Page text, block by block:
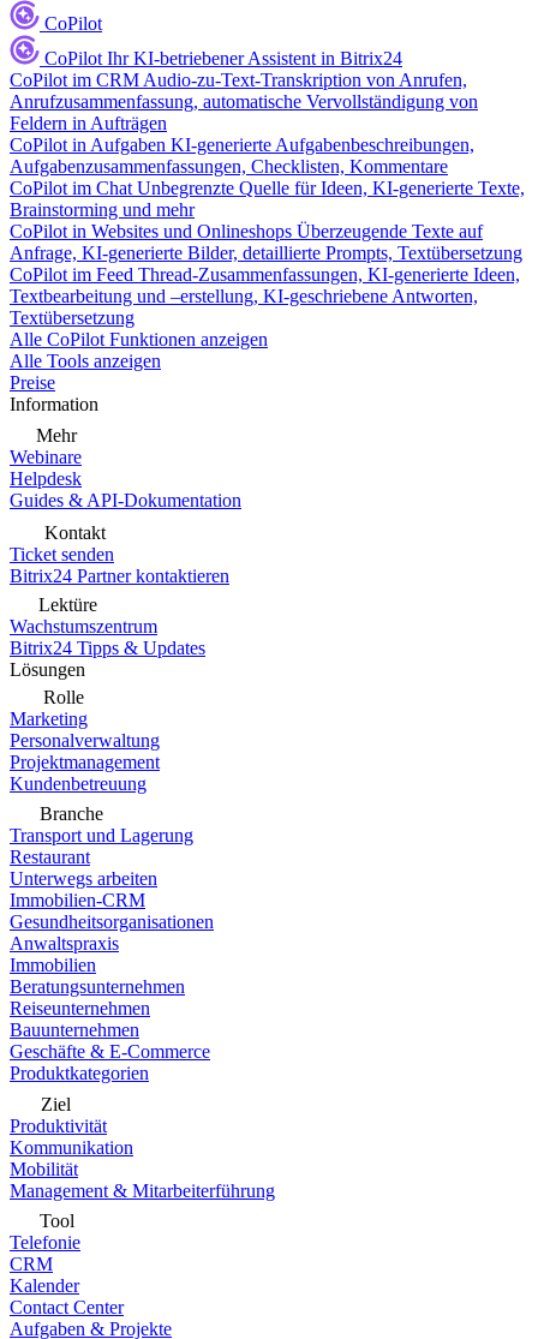
CoPilot
CoPilot Ihr KI-betriebener Assistent in Bitrix24
CoPilot im CRM Audio-zu-Text-Transkription von Anrufen,
Anrufzusammenfassung, automatische Vervollständigung von
Feldern in Aufträgen
CoPilot in Aufgaben KI-generierte Aufgabenbeschreibungen,
Aufgabenzusammenfassungen, Checklisten, Kommentare
CoPilot im Chat Unbegrenzte Quelle für Ideen, KI-generierte Texte,
Brainstorming und mehr
CoPilot in Websites und Onlineshops Überzeugende Texte auf
Anfrage, KI-generierte Bilder, detaillierte Prompts, Textübersetzung
CoPilot im Feed Thread-Zusammenfassungen, KI-generierte Ideen,
Textbearbeitung und –erstellung, KI-geschriebene Antworten,
Textübersetzung
Alle CoPilot Funktionen anzeigen
Alle Tools anzeigen
Preise
Information
Mehr
Webinare
Helpdesk
Guides & API-Dokumentation
Kontakt
Ticket senden
Bitrix24 Partner kontaktieren
Lektüre
Wachstumszentrum
Bitrix24 Tipps & Updates
Lösungen
Rolle
Marketing
Personalverwaltung
Projektmanagement
Kundenbetreuung
Branche
Transport und Lagerung
Restaurant
Unterwegs arbeiten
Immobilien-CRM
Gesundheitsorganisationen
Anwaltspraxis
Immobilien
Beratungsunternehmen
Reiseunternehmen
Bauunternehmen
Geschäfte & E-Commerce
Produktkategorien
Ziel
Produktivität
Kommunikation
Mobilität
Management & Mitarbeiterführung
Tool
Telefonie
CRM
Kalender
Contact Center
Aufgaben & Projekte